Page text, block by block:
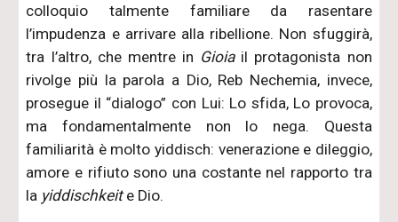
colloquio talmente familiare da rasentare
l’impudenza e arrivare alla ribellione. Non sfuggirà,
tra l’altro, che mentre in Gioiail protagonista non
rivolge più la parola a Dio, Reb Nechemia, invece,
prosegue il “dialogo” con Lui: Lo sfida, Lo provoca,
ma fondamentalmente non lo nega. Questa
familiarità è molto yiddisch: venerazione e dileggio,
amore e rifiuto sono una costante nel rapporto tra
la yiddischkeite Dio.